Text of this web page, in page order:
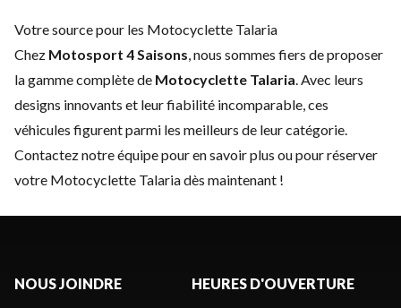
Votre source pour les Motocyclette Talaria
Chez Motosport 4 Saisons, nous sommes fiers de proposer
la gamme complète de Motocyclette Talaria. Avec leurs
designs innovants et leur fiabilité incomparable, ces
véhicules figurent parmi les meilleurs de leur catégorie.
Contactez notre équipepour en savoir plus ou pour réserver
votre Motocyclette Talaria dès maintenant !
NOUS JOINDRE HEURES D'OUVERTURE